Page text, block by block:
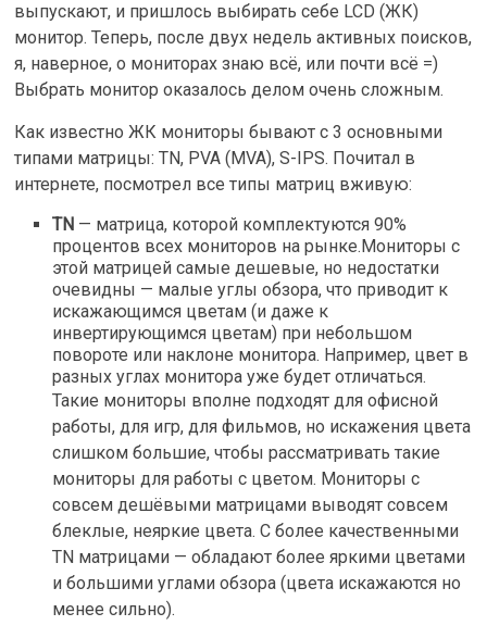
выпускают, и пришлось выбирать себе LCD (ЖК)
монитор. Теперь, после двух недель активных поисков,
я, наверное, о мониторах знаю всё, или почти всё =)
Выбрать монитор оказалось делом очень сложным.
Как известно ЖК мониторы бывают с 3 основными
типами матрицы: TN, PVA (MVA), S-IPS. Почитал в
интернете, посмотрел все типы матриц вживую:
TN — матрица, которой комплектуются 90%
процентов всех мониторов на рынке.Мониторы с
этой матрицей самые дешевые, но недостатки
очевидны — малые углы обзора, что приводит к
искажающимся цветам (и даже к
инвертирующимся цветам) при небольшом
повороте или наклоне монитора. Например, цвет в
разных углах монитора уже будет отличаться.
Такие мониторы вполне подходят для офисной
работы, для игр, для фильмов, но искажения цвета
слишком большие, чтобы рассматривать такие
мониторы для работы с цветом. Мониторы с
совсем дешёвыми матрицами выводят совсем
блеклые, неяркие цвета. С более качественными
TN матрицами — обладают более яркими цветами
и большими углами обзора (цвета искажаются но
менее сильно).